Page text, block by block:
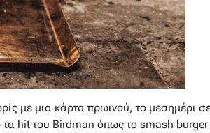
με μια κάρτα πρωινού, το μεσημέρι
hit του Birdman όπως το smash